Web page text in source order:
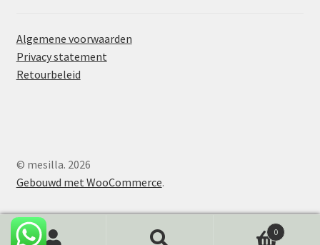
Algemene voorwaarden
Privacy statement
Retourbeleid
© mesilla. 2026
Gebouwd met WooCommerce.
0